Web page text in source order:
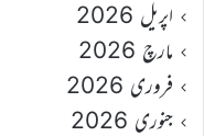
اپریل 2026
مارچ 2026
فروری 2026
جنوری 2026